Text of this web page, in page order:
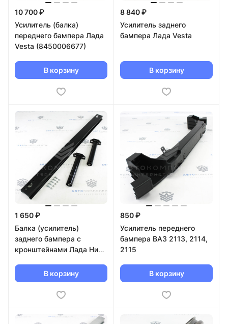
10 700 ₽
Усилитель (балка)
переднего бампера Лада
Vesta (8450006677)
В корзину
8 840 ₽
Усилитель заднего
бампера Лада Vesta
В корзину
1 650 ₽
Балка (усилитель)
заднего бампера с
кронштейнами Лада Нива
В корзину
850 ₽
Усилитель переднего
бампера ВАЗ 2113, 2114,
2115
В корзину